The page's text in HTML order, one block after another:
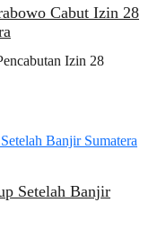
Cabut Izin 28
Izin 28
Setelah Banjir